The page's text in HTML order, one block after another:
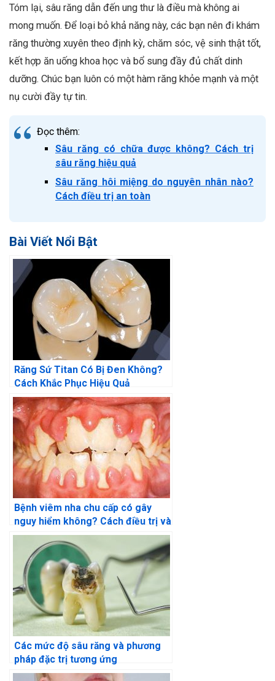
Tóm lại, sâu răng dẫn đến ung thư là điều mà không ai
mong muốn. Để loại bỏ khả năng này, các bạn nên đi khám
răng thường xuyên theo định kỳ, chăm sóc, vệ sinh thật tốt,
kết hợp ăn uống khoa học và bổ sung đầy đủ chất dinh
dưỡng. Chúc bạn luôn có một hàm răng khỏe mạnh và một
nụ cười đầy tự tin.
Đọc thêm:
Sâu răng có chữa được không? Cách trị
sâu răng hiệu quả
Sâu răng hôi miệng do nguyên nhân nào?
Cách điều trị an toàn
Bài Viết Nổi Bật
Răng Sứ Titan Có Bị Đen Không?
Cách Khắc Phục Hiệu Quả
Bệnh viêm nha chu cấp có gây
nguy hiểm không? Cách điều trị và
phòng ngừa
Các mức độ sâu răng và phương
pháp đặc trị tương ứng